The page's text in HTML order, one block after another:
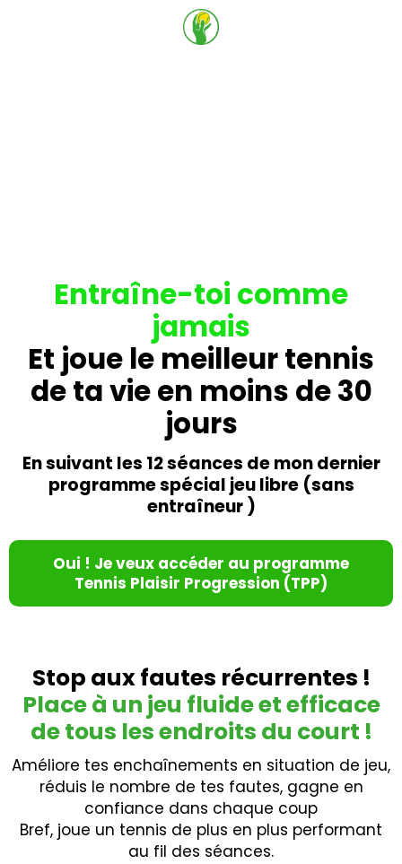
Entraîne-toi comme
jamais
Et joue le meilleur tennis
de ta vie en moins de 30
jours
En suivant les 12 séances de mon dernier
programme spécial jeu libre (sans
entraîneur )
Oui ! Je veux accéder au programme
Tennis Plaisir Progression (TPP)
Stop aux fautes récurrentes !
Place à un jeu fluide et efficace
de tous les endroits du court !
Améliore tes enchaînements en situation de jeu,
réduis le nombre de tes fautes, gagne en
confiance dans chaque coup
Bref, joue un tennis de plus en plus performant
au fil des séances.